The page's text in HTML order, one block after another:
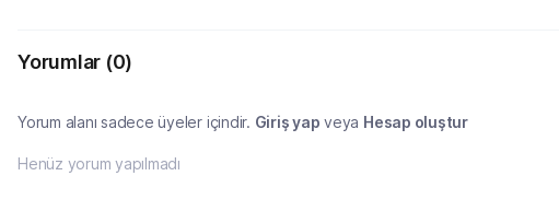
Yorumlar (0)
Yorum alanı sadece üyeler içindir. Giriş yap veya Hesap oluştur
Henüz yorum yapılmadı